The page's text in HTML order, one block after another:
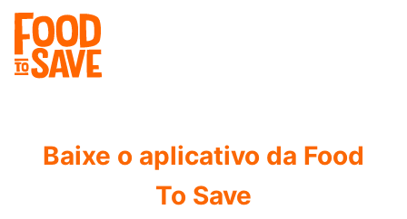
Baixe o aplicativo da Food
To Save